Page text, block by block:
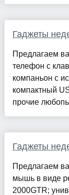
Гаджеты
Предлагаем
телефон с
компаньон с
компактный
прочие
Гаджеты
Предлагаем
мышь в виде
2000GTR;